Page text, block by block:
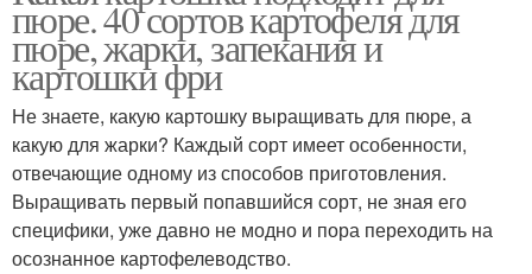
пюре. 40 сортов картофеля для
пюре, жарки, запекания и
картошки фри
Не знаете, какую картошку выращивать для пюре, а
какую для жарки? Каждый сорт имеет особенности,
отвечающие одному из способов приготовления.
Выращивать первый попавшийся сорт, не зная его
специфики, уже давно не модно и пора переходить на
осознанное картофелеводство.